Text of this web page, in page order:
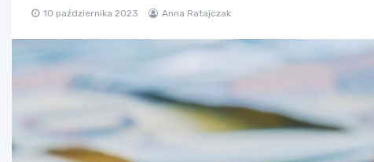
10 października 2023 Anna Ratajczak